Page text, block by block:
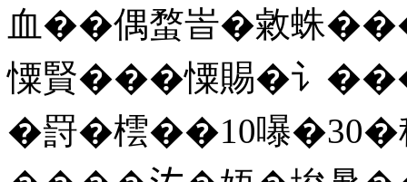
血��偶蝥峕�敹蛛
憟賢���憟賜�讠
�罸�橒��10嚗�30�